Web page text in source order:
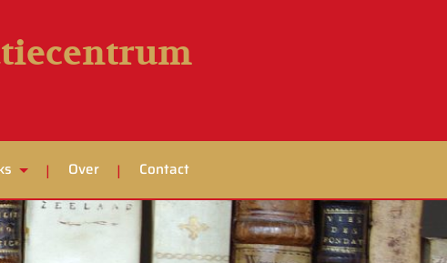
Over Contact